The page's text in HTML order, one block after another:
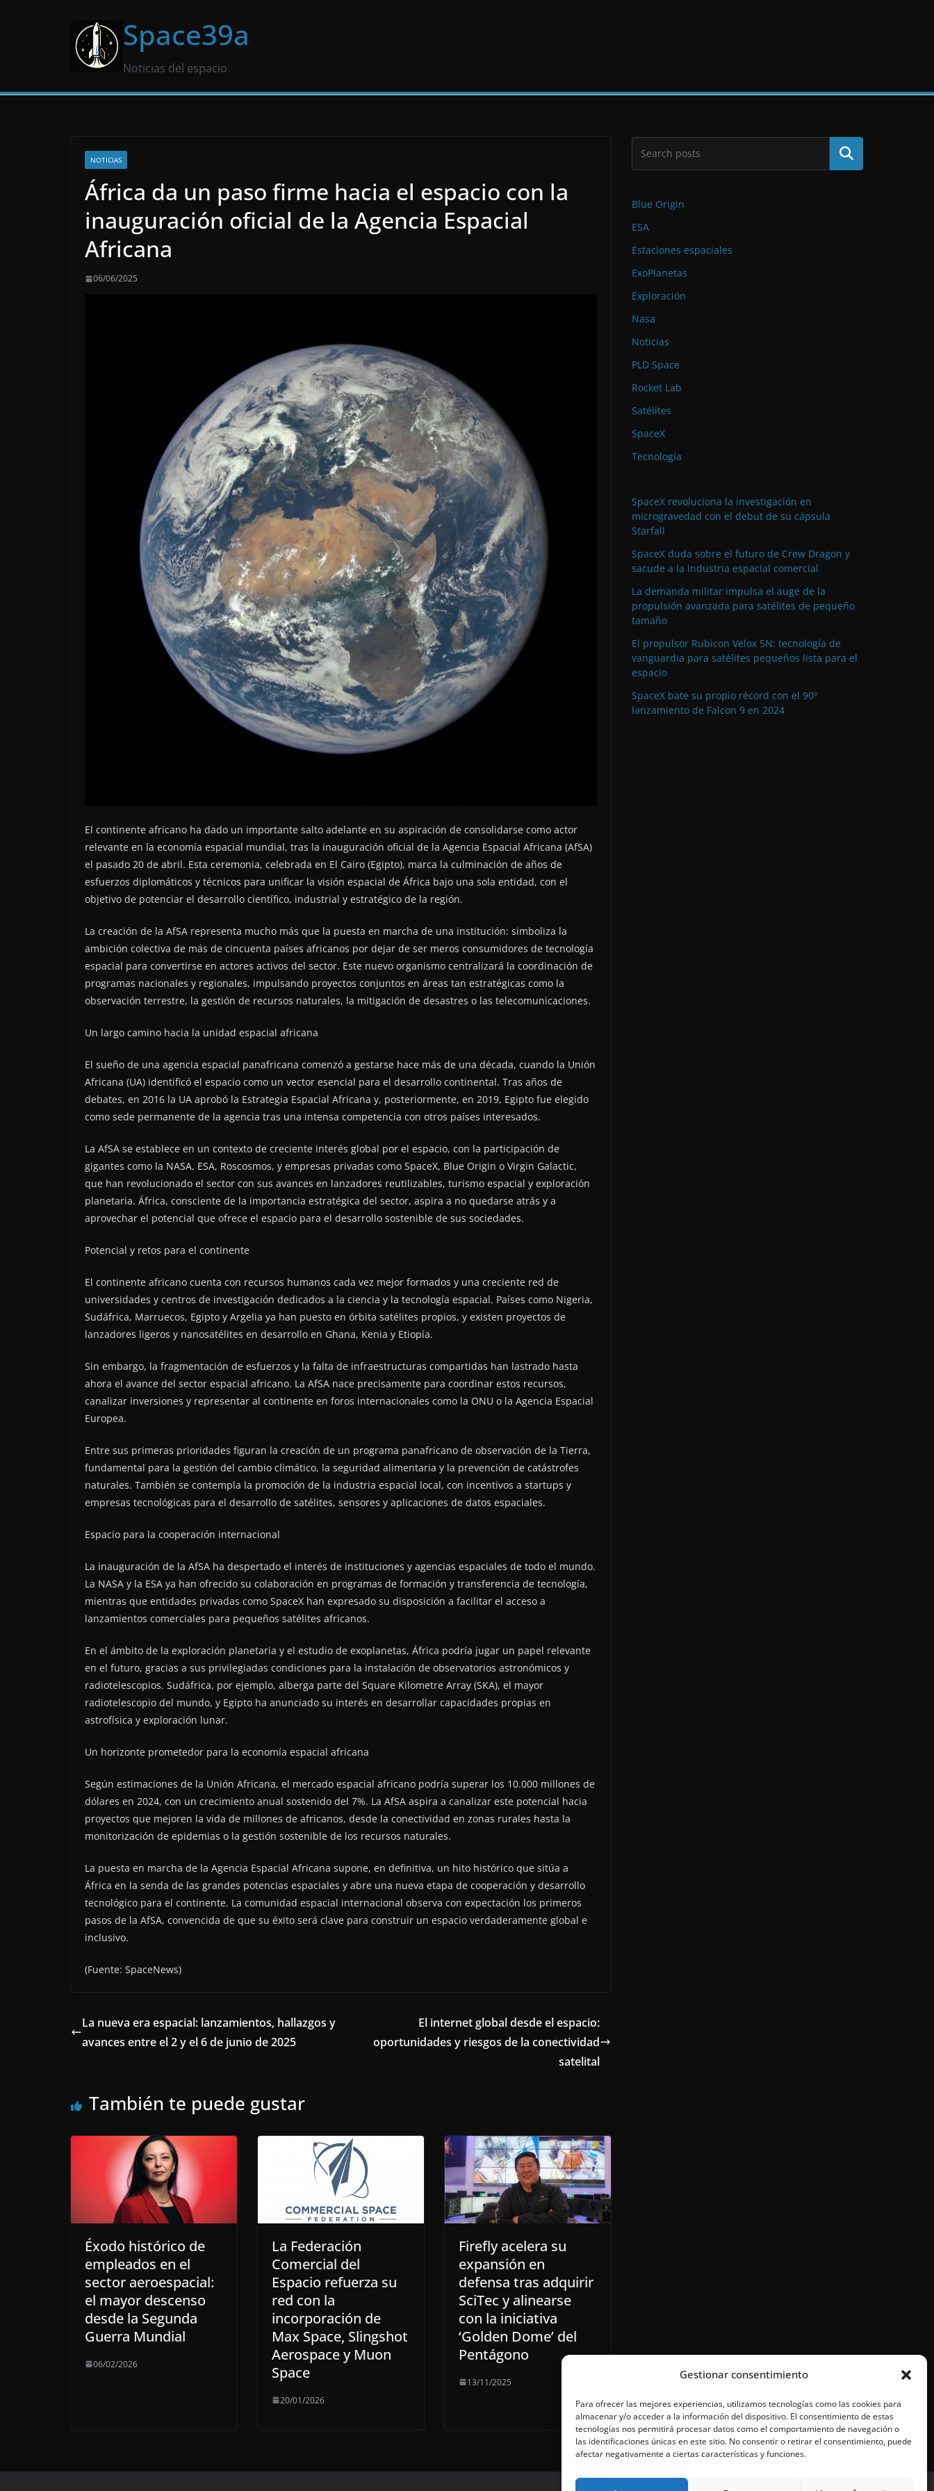
Gestionar consentimiento
Para ofrecer las mejores experiencias, utilizamos tecnologías como las cookies para
almacenar y/o acceder a la información del dispositivo. El consentimiento de estas
tecnologías nos permitirá procesar datos como el comportamiento de navegación o
las identificaciones únicas en este sitio. No consentir o retirar el consentimiento, puede
afectar negativamente a ciertas características y funciones.
Space39a
Noticias del espacio
NOTICIAS
África da un paso firme hacia el espacio con la
inauguración oficial de la Agencia Espacial
Africana
06/06/2025
El continente africano ha dado un importante salto adelante en su aspiración de consolidarse como actor
relevante en la economía espacial mundial, tras la inauguración oficial de la Agencia Espacial Africana (AfSA)
el pasado 20 de abril. Esta ceremonia, celebrada en El Cairo (Egipto), marca la culminación de años de
esfuerzos diplomáticos y técnicos para unificar la visión espacial de África bajo una sola entidad, con el
objetivo de potenciar el desarrollo científico, industrial y estratégico de la región.
La creación de la AfSA representa mucho más que la puesta en marcha de una institución: simboliza la
ambición colectiva de más de cincuenta países africanos por dejar de ser meros consumidores de tecnología
espacial para convertirse en actores activos del sector. Este nuevo organismo centralizará la coordinación de
programas nacionales y regionales, impulsando proyectos conjuntos en áreas tan estratégicas como la
observación terrestre, la gestión de recursos naturales, la mitigación de desastres o las telecomunicaciones.
Un largo camino hacia la unidad espacial africana
El sueño de una agencia espacial panafricana comenzó a gestarse hace más de una década, cuando la Unión
Africana (UA) identificó el espacio como un vector esencial para el desarrollo continental. Tras años de
debates, en 2016 la UA aprobó la Estrategia Espacial Africana y, posteriormente, en 2019, Egipto fue elegido
como sede permanente de la agencia tras una intensa competencia con otros países interesados.
La AfSA se establece en un contexto de creciente interés global por el espacio, con la participación de
gigantes como la NASA, ESA, Roscosmos, y empresas privadas como SpaceX, Blue Origin o Virgin Galactic,
que han revolucionado el sector con sus avances en lanzadores reutilizables, turismo espacial y exploración
planetaria. África, consciente de la importancia estratégica del sector, aspira a no quedarse atrás y a
aprovechar el potencial que ofrece el espacio para el desarrollo sostenible de sus sociedades.
Potencial y retos para el continente
El continente africano cuenta con recursos humanos cada vez mejor formados y una creciente red de
universidades y centros de investigación dedicados a la ciencia y la tecnología espacial. Países como Nigeria,
Sudáfrica, Marruecos, Egipto y Argelia ya han puesto en órbita satélites propios, y existen proyectos de
lanzadores ligeros y nanosatélites en desarrollo en Ghana, Kenia y Etiopía.
Sin embargo, la fragmentación de esfuerzos y la falta de infraestructuras compartidas han lastrado hasta
ahora el avance del sector espacial africano. La AfSA nace precisamente para coordinar estos recursos,
canalizar inversiones y representar al continente en foros internacionales como la ONU o la Agencia Espacial
Europea.
Entre sus primeras prioridades figuran la creación de un programa panafricano de observación de la Tierra,
fundamental para la gestión del cambio climático, la seguridad alimentaria y la prevención de catástrofes
naturales. También se contempla la promoción de la industria espacial local, con incentivos a startups y
empresas tecnológicas para el desarrollo de satélites, sensores y aplicaciones de datos espaciales.
Espacio para la cooperación internacional
La inauguración de la AfSA ha despertado el interés de instituciones y agencias espaciales de todo el mundo.
La NASA y la ESA ya han ofrecido su colaboración en programas de formación y transferencia de tecnología,
mientras que entidades privadas como SpaceX han expresado su disposición a facilitar el acceso a
lanzamientos comerciales para pequeños satélites africanos.
En el ámbito de la exploración planetaria y el estudio de exoplanetas, África podría jugar un papel relevante
en el futuro, gracias a sus privilegiadas condiciones para la instalación de observatorios astronómicos y
radiotelescopios. Sudáfrica, por ejemplo, alberga parte del Square Kilometre Array (SKA), el mayor
radiotelescopio del mundo, y Egipto ha anunciado su interés en desarrollar capacidades propias en
astrofísica y exploración lunar.
Un horizonte prometedor para la economía espacial africana
Según estimaciones de la Unión Africana, el mercado espacial africano podría superar los 10.000 millones de
dólares en 2024, con un crecimiento anual sostenido del 7%. La AfSA aspira a canalizar este potencial hacia
proyectos que mejoren la vida de millones de africanos, desde la conectividad en zonas rurales hasta la
monitorización de epidemias o la gestión sostenible de los recursos naturales.
La puesta en marcha de la Agencia Espacial Africana supone, en definitiva, un hito histórico que sitúa a
África en la senda de las grandes potencias espaciales y abre una nueva etapa de cooperación y desarrollo
tecnológico para el continente. La comunidad espacial internacional observa con expectación los primeros
pasos de la AfSA, convencida de que su éxito será clave para construir un espacio verdaderamente global e
inclusivo.
(Fuente: SpaceNews)
La nueva era espacial: lanzamientos, hallazgos y
avances entre el 2 y el 6 de junio de 2025
El internet global desde el espacio:
oportunidades y riesgos de la conectividad
satelital
También te puede gustar
Éxodo histórico de
empleados en el
sector aeroespacial:
el mayor descenso
desde la Segunda
Guerra Mundial
06/02/2026
La Federación
Comercial del
Espacio refuerza su
red con la
incorporación de
Max Space, Slingshot
Aerospace y Muon
Space
20/01/2026
Firefly acelera su
expansión en
defensa tras adquirir
SciTec y alinearse
con la iniciativa
‘Golden Dome’ del
Pentágono
13/11/2025
Buscar
Blue Origin
ESA
Estaciones espaciales
ExoPlanetas
Exploración
Nasa
Noticias
PLD Space
Rocket Lab
Satélites
SpaceX
Tecnología
SpaceX revoluciona la investigación en
microgravedad con el debut de su cápsula
Starfall
SpaceX duda sobre el futuro de Crew Dragon y
sacude a la industria espacial comercial
La demanda militar impulsa el auge de la
propulsión avanzada para satélites de pequeño
tamaño
El propulsor Rubicon Velox 5N: tecnología de
vanguardia para satélites pequeños lista para el
espacio
SpaceX bate su propio récord con el 90º
lanzamiento de Falcon 9 en 2024